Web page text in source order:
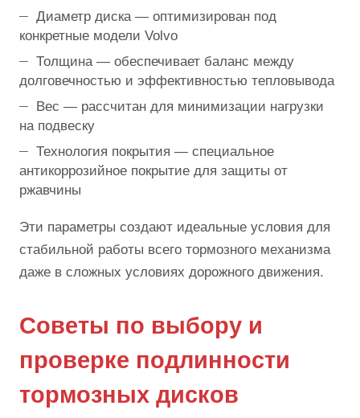
Диаметр диска — оптимизирован под
конкретные модели Volvo
Толщина — обеспечивает баланс между
долговечностью и эффективностью тепловывода
Вес — рассчитан для минимизации нагрузки
на подвеску
Технология покрытия — специальное
антикоррозийное покрытие для защиты от
ржавчины
Эти параметры создают идеальные условия для
стабильной работы всего тормозного механизма
даже в сложных условиях дорожного движения.
Советы по выбору и
проверке подлинности
тормозных дисков